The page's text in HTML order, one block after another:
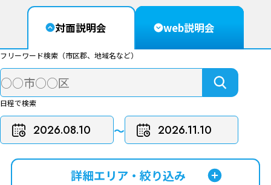
対面説明会 web説明会
フリーワード検索（市区郡、地域名など）
日程で検索
〜
詳細エリア・絞り込み